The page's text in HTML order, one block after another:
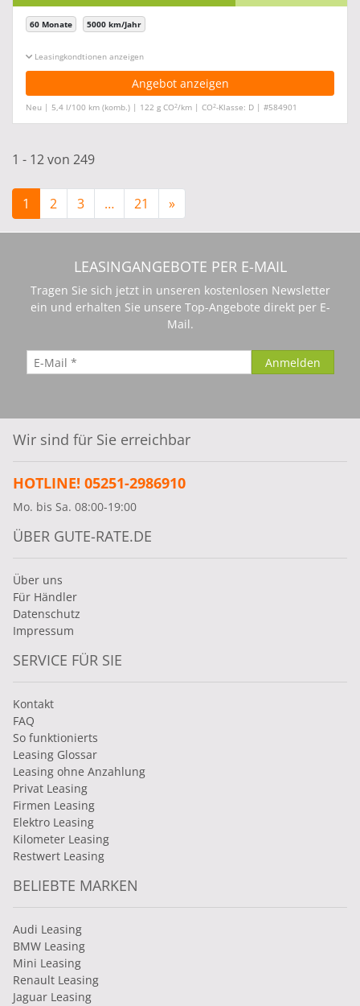
60 Monate 5000 km/Jahr
Leasingkonditionen ein-/ausblenden
Angebot anzeigen
Neu | 5,4 l/100 km (komb.) | 122 g CO2/km | CO2-Klasse: D | #584901
1 - 12 von 249
1 2 3 … 21 »
LEASINGANGEBOTE PER E-MAIL
Tragen Sie sich jetzt in unseren kostenlosen Newsletter
ein und erhalten Sie unsere Top-Angebote direkt per E-
Mail.
Wir sind für Sie erreichbar
HOTLINE! 05251-2986910
Mo. bis Sa. 08:00-19:00
ÜBER GUTE-RATE.DE
Über uns
Für Händler
Datenschutz
Impressum
SERVICE FÜR SIE
Kontakt
FAQ
So funktionierts
Leasing Glossar
Leasing ohne Anzahlung
Privat Leasing
Firmen Leasing
Elektro Leasing
Kilometer Leasing
Restwert Leasing
BELIEBTE MARKEN
Audi Leasing
BMW Leasing
Mini Leasing
Renault Leasing
Jaguar Leasing